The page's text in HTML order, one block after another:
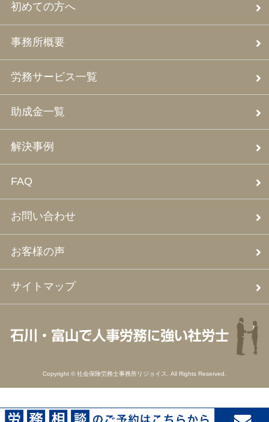
初めての方へ
事務所概要
労務サービス一覧
助成金一覧
解決事例
FAQ
お問い合わせ
お客様の声
サイトマップ
Copyright © 社会保険労務士事務所リジョイス. All Rights Reserved.